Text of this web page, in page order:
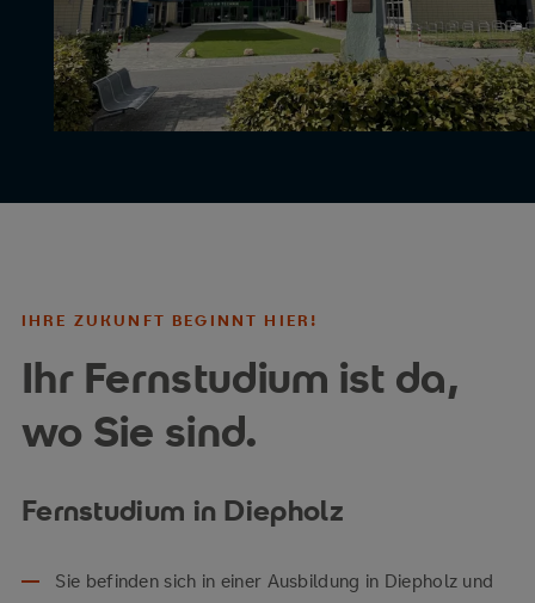
IHRE ZUKUNFT BEGINNT HIER!
Ihr Fernstudium ist da,
wo Sie sind.
Fernstudium in Diepholz
Sie befinden sich in einer Ausbildung in Diepholz und